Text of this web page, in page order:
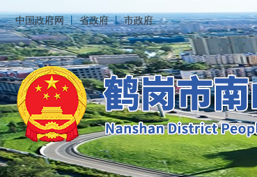
中国政府网丨省政府丨市政府